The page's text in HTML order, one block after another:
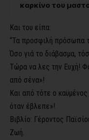
καρκίνο του
Και του είπα:
“Τα προσφιλή πρόσωπα
Όσο γιά το διάβασμα,
Τώρα να λες την Ευχή!
από σένα»!
Και από τότε ο
όταν έβλεπε»!
Βιβλίο: Γέροντος
Ζωή.